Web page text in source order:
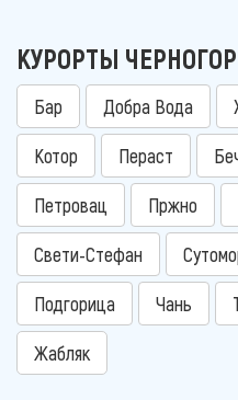
КУРОРТЫ
Бар Добра Вода
Котор Пераст
Петровац Пржно
Свети-Стефан
Подгорица Чань
Жабляк